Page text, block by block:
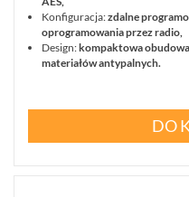
Konfiguracja:zdalne
oprogramowania przez radio,
Design:kompaktowa
materiałów antypalnych.
DO